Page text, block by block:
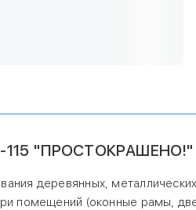
"ПРОСТОКРАШЕНО!"
деревянных,
помещений (оконные рамы,